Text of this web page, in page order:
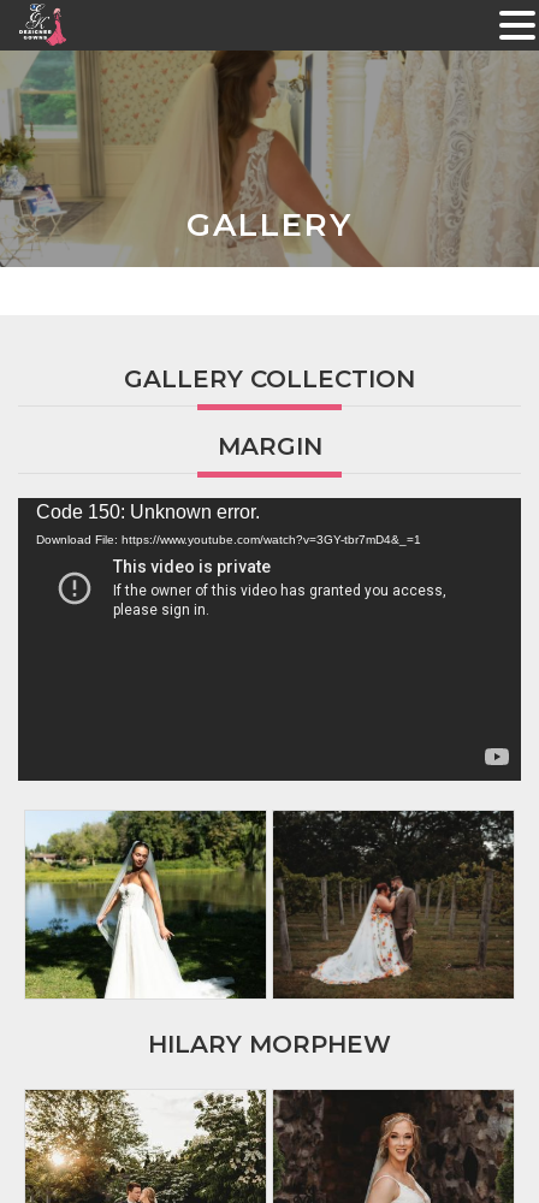
Skip
to
content
GALLERY
GALLERY COLLECTION
MARGIN
Video
Player
Code 150: Unknown error.
Download File: https://www.youtube.com/watch?v=3GY-tbr7mD4&_=1
HILARY MORPHEW